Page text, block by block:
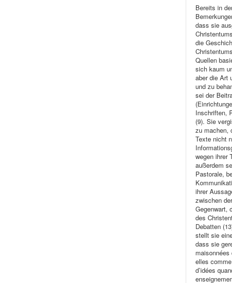
Bereits in
dass sie
die
Quellen
sich kaum
aber die Art
und zu
sei der
Inschriften,
(9). Sie
zu machen,
Texte nicht
wegen ihrer
außerdem
Pastorale,
ihrer
zwischen
Gegenwart,
des
Debatten
stellt sie
dass sie
elles
d’idées